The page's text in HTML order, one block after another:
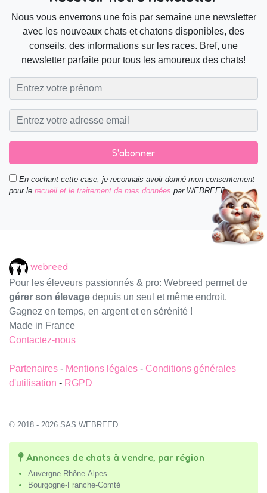
Nous vous enverrons une fois par semaine une newsletter
avec les nouveaux chats et chatons disponibles, des
conseils, des informations sur les races. Bref, une
newsletter parfaite pour tous les amoureux des chats!
S'abonner
En cochant cette case, je reconnais avoir donné mon consentement
pour le recueil et le traitement de mes données par WEBREED.
webreed
Pour les éleveurs passionnés & pro: Webreed permet de
gérer son élevage depuis un seul et même endroit.
Gagnez en temps, en argent et en sérénité !
Made in France
Contactez-nous
Partenaires - Mentions légales - Conditions générales
d'utilisation - RGPD
© 2018 - 2026 SAS WEBREED
Annonces de chats à vendre, par région
Auvergne-Rhône-Alpes
Bourgogne-Franche-Comté